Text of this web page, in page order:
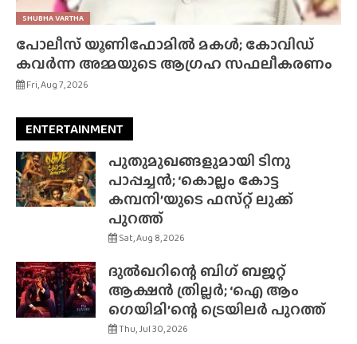
SHUBHA VARTHA
പോലീസ് യൂണിഫോമിൽ മകൾ; കോവിഡ്
കവർന്ന അമ്മയുടെ ആഗ്രഹ സഫലീകരണം
Fri, Aug 7, 2026
ENTERTAINMENT
പുതുമുഖങ്ങളുമായി ടിനു
പാപ്പച്ചൻ; ‘കൊല്ലം കോട്ട
കമ്പനി’യുടെ ഫസ്‌റ്റ് ലുക്ക്
പുറത്ത്
Sat, Aug 8, 2026
ദുൽഖറിന്റെ ബിഗ് ബജറ്റ്
ആക്ഷൻ ത്രില്ലർ; ‘ഐ ആം
ഗെയിമി’ന്റെ ട്രെയിലർ പുറത്ത്
Thu, Jul 30, 2026